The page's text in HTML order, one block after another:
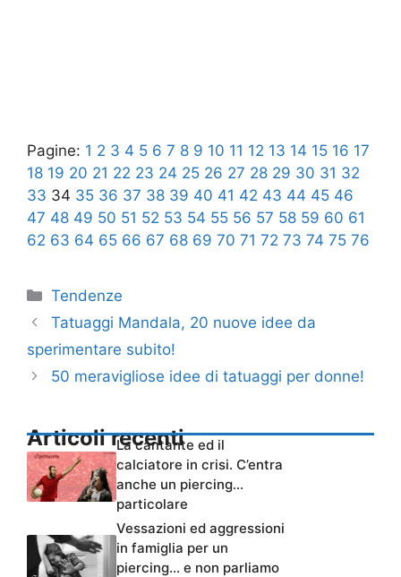
Pagine: 1 2 3 4 5 6 7 8 9 10 11 12 13 14 15 16 17
18 19 20 21 22 23 24 25 26 27 28 29 30 31 32
33 34 35 36 37 38 39 40 41 42 43 44 45 46
47 48 49 50 51 52 53 54 55 56 57 58 59 60 61
62 63 64 65 66 67 68 69 70 71 72 73 74 75 76
Categorie
Tendenze
Tatuaggi Mandala, 20 nuove idee da
sperimentare subito!
50 meravigliose idee di tatuaggi per donne!
Articoli recenti
La cantante ed il
calciatore in crisi. C’entra
anche un piercing…
particolare
Vessazioni ed aggressioni
in famiglia per un
piercing… e non parliamo